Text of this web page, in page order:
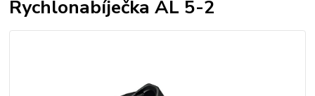
Rychlonabíječka AL 5-2